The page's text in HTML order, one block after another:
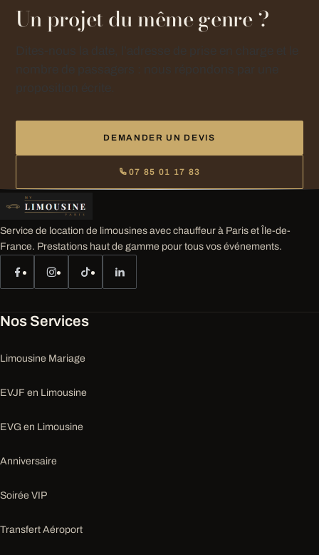
Un projet du même genre ?
DEMANDER UN DEVIS
07 85 01 17 83
Service de location de limousines avec chauffeur à Paris et Île-de-
France. Prestations haut de gamme pour tous vos événements.
Nos Services
Limousine Mariage
EVJF en Limousine
EVG en Limousine
Anniversaire
Soirée VIP
Transfert Aéroport